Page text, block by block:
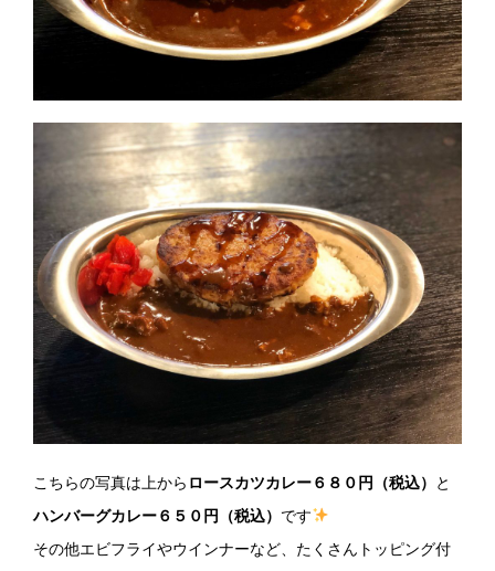
こちらの写真は上から ロースカツカレー６８０円（税込）
と
ハンバーグカレー６５０円（税込） です
その他エビフライやウインナーなど、たくさんトッピング付